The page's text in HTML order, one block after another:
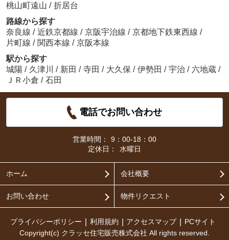
桃山町遠山 / 折居台
路線から探す
奈良線 / 近鉄京都線 / 京阪宇治線 / 京都地下鉄東西線 /
片町線 / 関西本線 / 京阪本線
駅から探す
城陽 / 久津川 / 新田 / 寺田 / 大久保 / 伊勢田 / 宇治 / 六地蔵 /
ＪＲ小倉 / 石田
電話でお問い合わせ
営業時間：
9：00-18：00
定休日：
水曜日
ホーム 会社概要
お問い合わせ 物件リクエスト
プライバシーポリシー 利用規約 アクセスマップ
PCサイト
Copyright(c) クラッセ住宅販売株式会社 All rights reserved.